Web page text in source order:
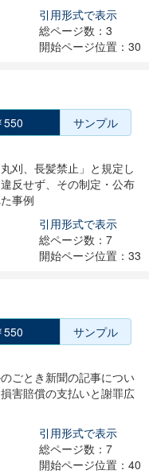
引用形式で表示
総ページ数：3
開始ページ位置：30
550 サンプル
刈、長髪禁止」と規定し
反せず、その制定・公布
事例
引用形式で表示
総ページ数：7
開始ページ位置：33
550 サンプル
ごとき新聞の記事につい
害賠償の支払いと謝罪広
引用形式で表示
総ページ数：7
開始ページ位置：40